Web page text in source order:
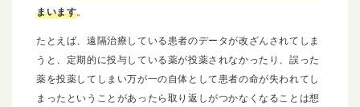
まいます。
たとえば、遠隔治療している患者のデータが改ざんされてしま
うと、定期的に投与している薬が投薬されなかったり、誤った
薬を投薬してしまい万が一の自体として患者の命が失われてし
まったということがあったら取り返しがつかなくなることは想